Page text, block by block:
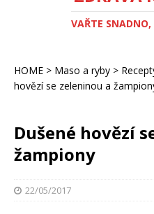
VAŘTE SNADNO,
HOME > Maso a ryby >
hovězí se zeleninou a
Dušené hovězí
žampiony
22/05/2017